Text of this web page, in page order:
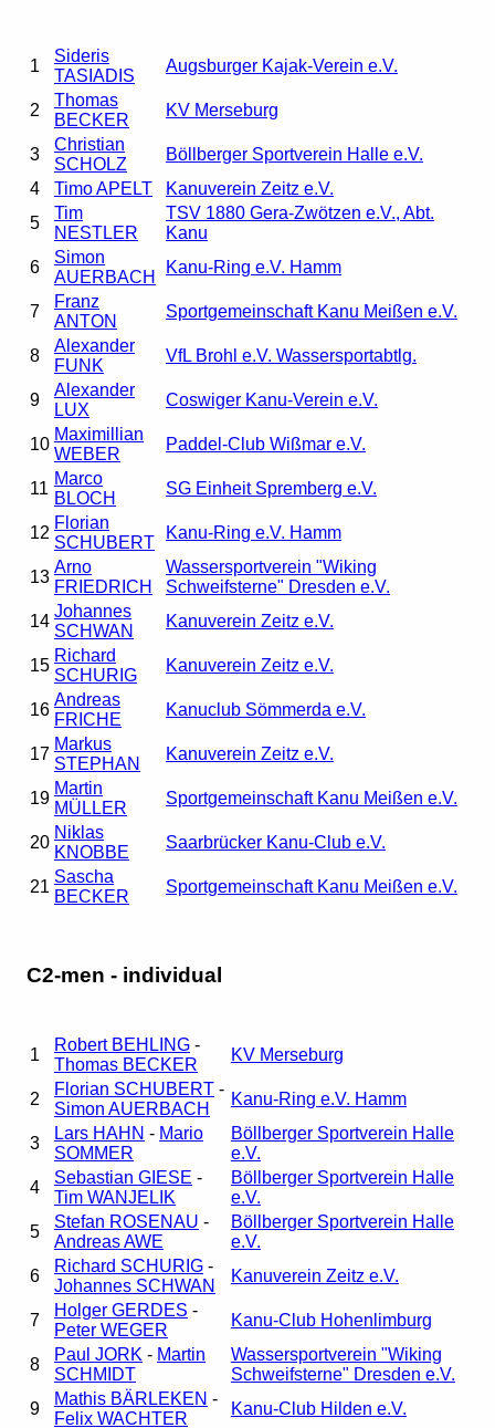
1
Sideris
TASIADIS
Augsburger Kajak-Verein e.V.
2
Thomas
BECKER
KV Merseburg
3
Christian
SCHOLZ
Böllberger Sportverein Halle e.V.
4
Timo APELT
Kanuverein Zeitz e.V.
5
Tim
NESTLER
TSV 1880 Gera-Zwötzen e.V., Abt.
Kanu
6
Simon
AUERBACH
Kanu-Ring e.V. Hamm
7
Franz
ANTON
Sportgemeinschaft Kanu Meißen e.V.
8
Alexander
FUNK
VfL Brohl e.V. Wassersportabtlg.
9
Alexander
LUX
Coswiger Kanu-Verein e.V.
10
Maximillian
WEBER
Paddel-Club Wißmar e.V.
11
Marco
BLOCH
SG Einheit Spremberg e.V.
12
Florian
SCHUBERT
Kanu-Ring e.V. Hamm
13
Arno
FRIEDRICH
Wassersportverein "Wiking
Schweifsterne" Dresden e.V.
14
Johannes
SCHWAN
Kanuverein Zeitz e.V.
15
Richard
SCHURIG
Kanuverein Zeitz e.V.
16
Andreas
FRICHE
Kanuclub Sömmerda e.V.
17
Markus
STEPHAN
Kanuverein Zeitz e.V.
19
Martin
MÜLLER
Sportgemeinschaft Kanu Meißen e.V.
20
Niklas
KNOBBE
Saarbrücker Kanu-Club e.V.
21
Sascha
BECKER
Sportgemeinschaft Kanu Meißen e.V.
C2-men - individual
1
Robert BEHLING -
Thomas BECKER
KV Merseburg
2
Florian SCHUBERT -
Simon AUERBACH
Kanu-Ring e.V. Hamm
3
Lars HAHN - Mario
SOMMER
Böllberger Sportverein Halle
e.V.
4
Sebastian GIESE -
Tim WANJELIK
Böllberger Sportverein Halle
e.V.
5
Stefan ROSENAU -
Andreas AWE
Böllberger Sportverein Halle
e.V.
6
Richard SCHURIG -
Johannes SCHWAN
Kanuverein Zeitz e.V.
7
Holger GERDES -
Peter WEGER
Kanu-Club Hohenlimburg
8
Paul JORK - Martin
SCHMIDT
Wassersportverein "Wiking
Schweifsterne" Dresden e.V.
9
Mathis BÄRLEKEN -
Felix WACHTER
Kanu-Club Hilden e.V.